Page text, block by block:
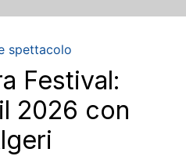
spettacolo
Festival:
2026 con